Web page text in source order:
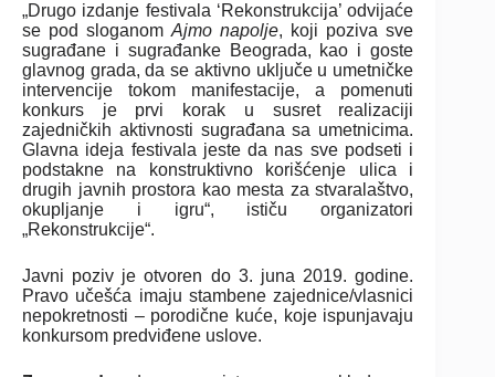
„Drugo izdanje festivala ‘Rekonstrukcija’ odvijaće
se pod sloganomAjmo napolje, koji poziva sve
sugrađane i sugrađanke Beograda, kao i goste
glavnog grada, da se aktivno uključe u umetničke
intervencije tokom manifestacije, a pomenuti
konkurs je prvi korak u susret realizaciji
zajedničkih aktivnosti sugrađana sa umetnicima.
Glavna ideja festivala jeste da nas sve podseti i
podstakne na konstruktivno korišćenje ulica i
drugih javnih prostora kao mesta za stvaralaštvo,
okupljanje i igru“, ističu organizatori
„Rekonstrukcije“.
Javni poziv je otvoren do 3. juna 2019. godine.
Pravo učešća imaju stambene zajednice/vlasnici
nepokretnosti – porodične kuće, koje ispunjavaju
konkursom predviđene uslove.